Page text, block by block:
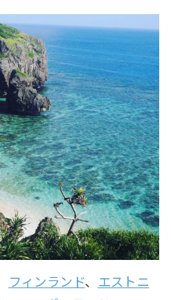
フィンランド、 エストニ